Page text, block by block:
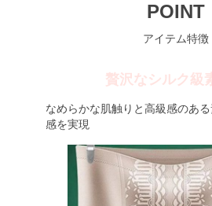
POINT
アイテム特徴
贅沢なシルク級
なめらかな肌触りと高級感のあ
感を実現